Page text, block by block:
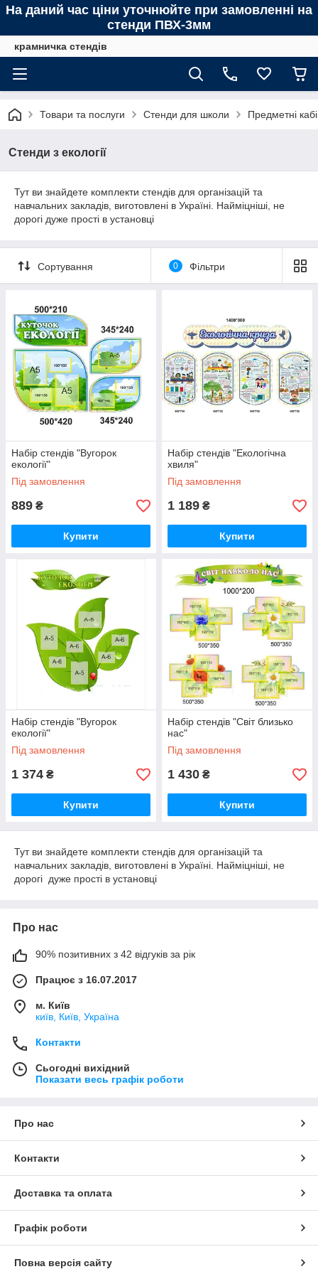
На даний час ціни уточнюйте при замовленні на
стенди ПВХ-3мм
крамничка стендів
Товари та послуги Стенди для школи Предметні
Стенди з екології
Тут ви знайдете комплекти стендів для організацій та
навчальних закладів, виготовлені в Україні. Найміцніші, не
дорогі дуже прості в установці
Сортування 0 Фільтри
Набір стендів "Вугорок
екології"
Під замовлення
889 ₴
Купити
Набір стендів "Екологічна
хвиля"
Під замовлення
1 189 ₴
Купити
Набір стендів "Вугорок
екології"
Під замовлення
1 374 ₴
Купити
Набір стендів "Світ близько
нас"
Під замовлення
1 430 ₴
Купити
Тут ви знайдете комплекти стендів для організацій та
навчальних закладів, виготовлені в Україні. Найміцніші, не
дорогі дуже прості в установці
Про нас
90% позитивних з 42 відгуків за рік
Працює з 16.07.2017
м. Київ
київ, Київ, Україна
Контакти
Сьогодні вихідний
Показати весь графік роботи
Про нас
Контакти
Доставка та оплата
Графік роботи
Повна версія сайту